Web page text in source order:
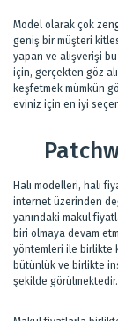
Model olarak çok
geniş bir müşteri
yapan ve alışverişi
için, gerçekten göz
keşfetmek mümkün
eviniz için en iyi
Halı modelleri, halı
internet üzerinden
yanındaki makul
biri olmaya devam
yöntemleri ile birlikte
bütünlük ve birlikte
şekilde görülmektedir.